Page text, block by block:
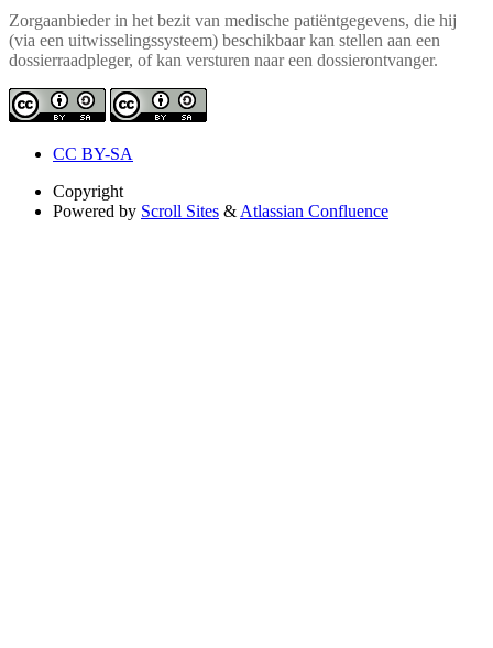
Zorgaanbieder in het bezit van medische patiëntgegevens, die hij
(via een uitwisselingssysteem) beschikbaar kan stellen aan een
dossierraadpleger, of kan versturen naar een dossierontvanger.
CC BY-SA
Copyright
Powered by Scroll Sites & Atlassian Confluence